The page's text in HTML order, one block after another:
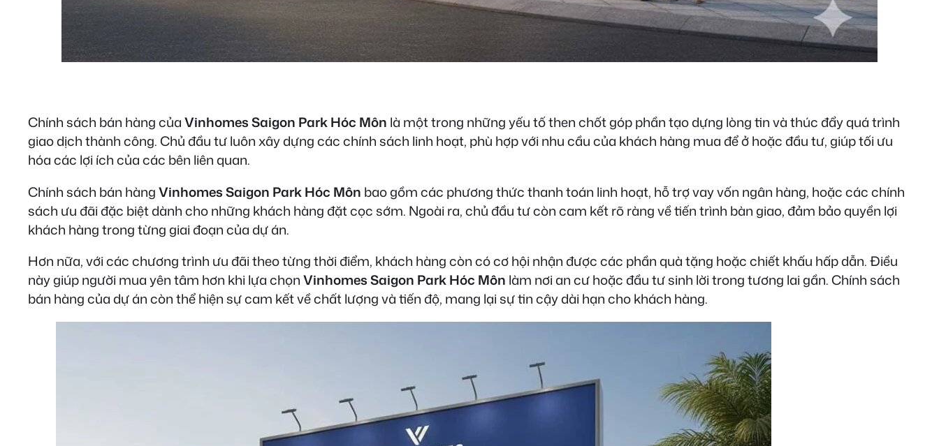
Chính sách bán hàng củaVinhomes Saigon Park Hóc Môn là một trong những yếu tố then chốt góp phần tạo dựng lòng tin và thúc đẩy quá trình
giao dịch thành công. Chủ đầu tư luôn xây dựng các chính sách linh hoạt, phù hợp với nhu cầu của khách hàng mua để ở hoặc đầu tư, giúp tối ưu
hóa các lợi ích của các bên liên quan.
Chính sách bán hàngVinhomes Saigon Park Hóc Môn bao gồm các phương thức thanh toán linh hoạt, hỗ trợ vay vốn ngân hàng, hoặc các chính
sách ưu đãi đặc biệt dành cho những khách hàng đặt cọc sớm. Ngoài ra, chủ đầu tư còn cam kết rõ ràng về tiến trình bàn giao, đảm bảo quyền lợi
khách hàng trong từng giai đoạn của dự án.
Hơn nữa, với các chương trình ưu đãi theo từng thời điểm, khách hàng còn có cơ hội nhận được các phần quà tặng hoặc chiết khấu hấp dẫn. Điều
này giúp người mua yên tâm hơn khi lựa chọnVinhomes Saigon Park Hóc Môn làm nơi an cư hoặc đầu tư sinh lời trong tương lai gần. Chính sách
bán hàng của dự án còn thể hiện sự cam kết về chất lượng và tiến độ, mang lại sự tin cậy dài hạn cho khách hàng.